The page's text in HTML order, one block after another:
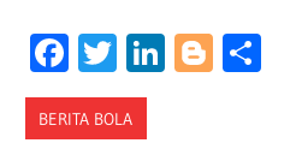
Facebook
Twitter
LinkedIn
BERITA BOLA